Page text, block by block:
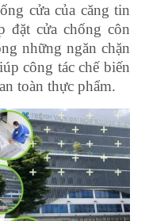
cửa của căng tin
đặt cửa chống côn
những ngăn chặn
công tác chế biến
toàn thực phẩm.